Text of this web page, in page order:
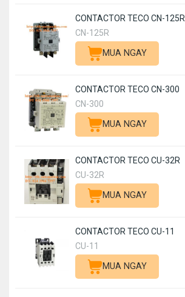
CONTACTOR TECO CN-125R
CN-125R
MUA NGAY
CONTACTOR TECO CN-300
CN-300
MUA NGAY
CONTACTOR TECO CU-32R
CU-32R
MUA NGAY
CONTACTOR TECO CU-11
CU-11
MUA NGAY